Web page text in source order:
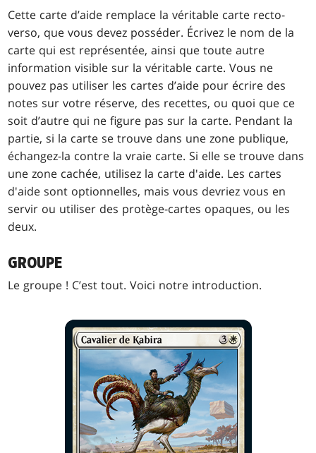
Cette carte d’aide remplace la véritable carte recto-
verso, que vous devez posséder. Écrivez le nom de la
carte qui est représentée, ainsi que toute autre
information visible sur la véritable carte. Vous ne
pouvez pas utiliser les cartes d’aide pour écrire des
notes sur votre réserve, des recettes, ou quoi que ce
soit d’autre qui ne figure pas sur la carte. Pendant la
partie, si la carte se trouve dans une zone publique,
échangez-la contre la vraie carte. Si elle se trouve dans
une zone cachée, utilisez la carte d'aide. Les cartes
d'aide sont optionnelles, mais vous devriez vous en
servir ou utiliser des protège-cartes opaques, ou les
deux.
GROUPE
Le groupe ! C’est tout. Voici notre introduction.